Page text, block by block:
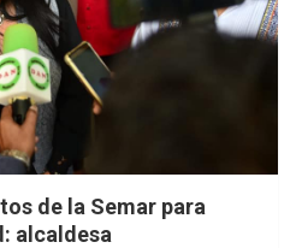
de la Semar para
alcaldesa